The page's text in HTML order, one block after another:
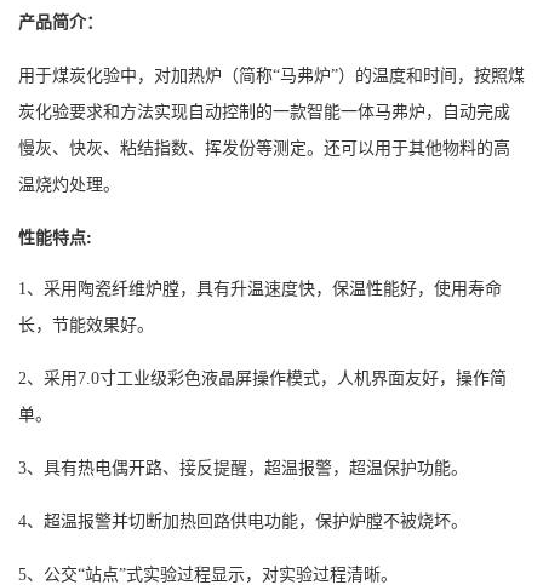
产品简介：
用于煤炭化验中，对加热炉（简称“马弗炉”）的温度和时间，按照煤
炭化验要求和方法实现自动控制的一款智能一体马弗炉，自动完成
慢灰、快灰、粘结指数、挥发份等测定。还可以用于其他物料的高
温烧灼处理。
性能特点:
1、采用陶瓷纤维炉膛，具有升温速度快，保温性能好，使用寿命
长，节能效果好。
2、采用7.0寸工业级彩色液晶屏操作模式，人机界面友好，操作简
单。
3、具有热电偶开路、接反提醒，超温报警，超温保护功能。
4、超温报警并切断加热回路供电功能，保护炉膛不被烧坏。
5、公交“站点”式实验过程显示，对实验过程清晰。